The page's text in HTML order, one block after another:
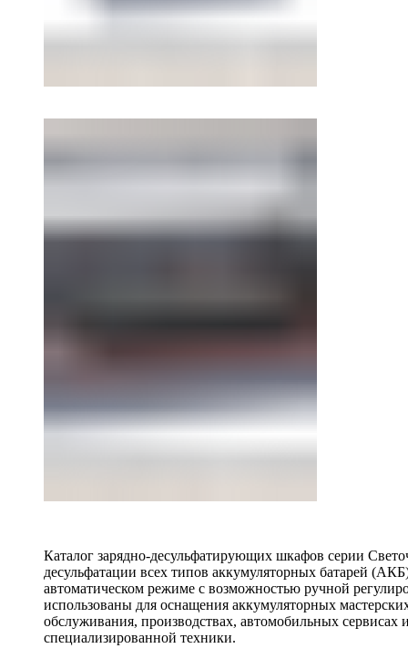
Каталог зарядно-десульфатирующих шкафов серии
десульфатации всех типов аккумуляторных батарей
автоматическом режиме с возможностью ручной
использованы для оснащения аккумуляторных
обслуживания, производствах, автомобильных
специализированной техники.